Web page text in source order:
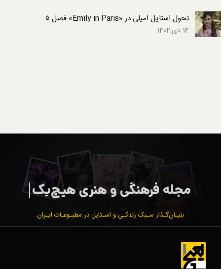
تحول استایل امیلی در «Emily in Paris» فصل ۵
14 دی,1404
بنیـان‌گـذار سـبک زندگـی و اسـتایل در مطبـوعـات ایـران